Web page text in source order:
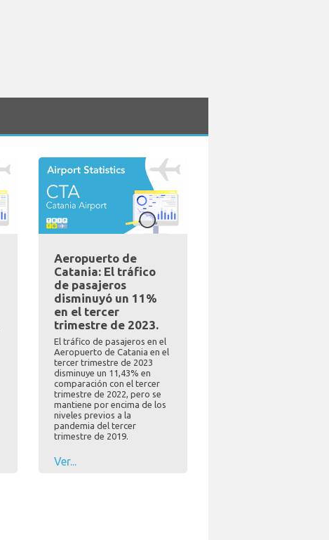
Aeropuerto de
Catania: El tráfico
de pasajeros
disminuyó un 11%
en el tercer
trimestre de 2023.
El tráfico de pasajeros en el
Aeropuerto de Catania en el
tercer trimestre de 2023
disminuye un 11,43% en
comparación con el tercer
trimestre de 2022, pero se
mantiene por encima de los
niveles previos a la
pandemia del tercer
trimestre de 2019.
Ver...